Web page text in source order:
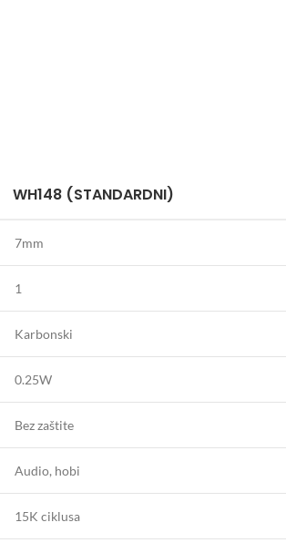
WH148 (STANDARDNI)
7mm
1
Karbonski
0.25W
Bez zaštite
Audio, hobi
15K ciklusa